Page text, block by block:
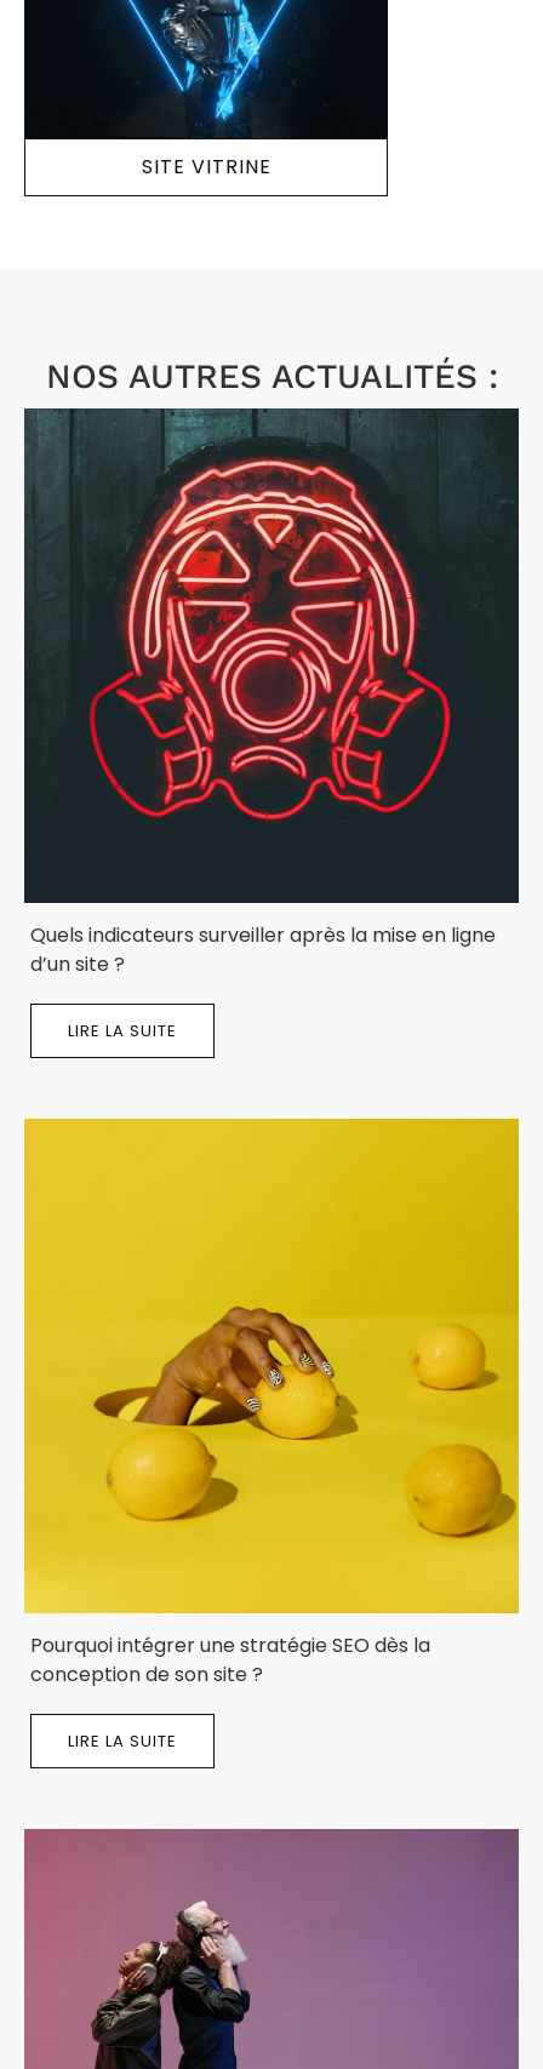
SITE VITRINE
NOS AUTRES ACTUALITÉS :
Quels indicateurs surveiller après la mise en ligne
d’un site ?
LIRE LA SUITE
Pourquoi intégrer une stratégie SEO dès la
conception de son site ?
LIRE LA SUITE